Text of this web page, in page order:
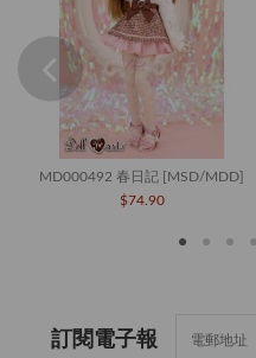
MD000492 春日記 [MSD/MDD]
$74.90
訂閱電子報